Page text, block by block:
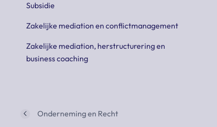
Subsidie
Zakelijke mediation en conflictmanagement
Zakelijke mediation, herstructurering en
business coaching
Onderneming en Recht